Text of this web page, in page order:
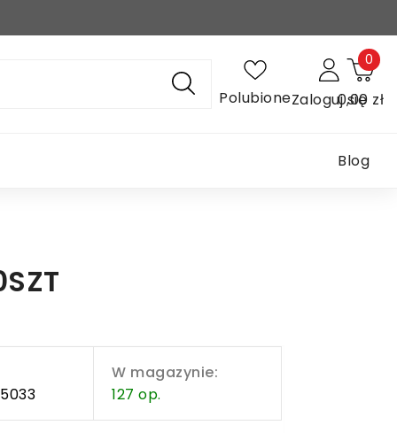
PolubioneZaloguj się
0,00 zł
0
Blog
W magazynie:
127 op.